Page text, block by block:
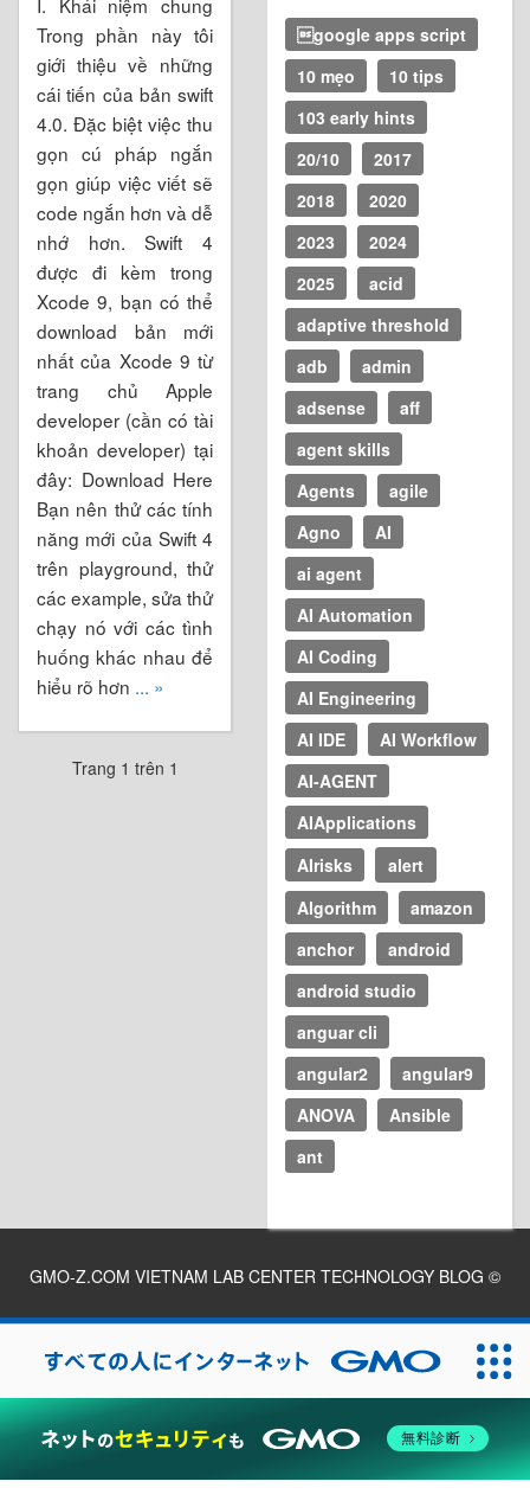
Trong phần này tôi
giới thiệu về những
cái tiến của bản swift
4.0. Đặc biệt việc thu
gọn cú pháp ngắn
gọn giúp việc viết sẽ
code ngắn hơn và dễ
nhớ hơn. Swift 4
được đi kèm trong
Xcode 9, bạn có thể
download bản mới
nhất của Xcode 9 từ
trang chủ Apple
developer (cần có tài
khoản developer) tại
đây: Download Here
Bạn nên thử các tính
năng mới của Swift 4
trên playground, thử
các example, sửa thử
chạy nó với các tình
huống khác nhau để
hiểu rõ hơn ... »
Trang 1 trên 1
google apps script
10 mẹo
10 tips
103 early hints
20/10
2017
2018
2020
2023
2024
2025
acid
adaptive threshold
adb
admin
adsense
aff
agent skills
Agents
agile
Agno
AI
ai agent
AI Automation
AI Coding
AI Engineering
AI IDE
AI Workflow
AI-AGENT
AIApplications
AIrisks
alert
Algorithm
amazon
anchor
android
android studio
anguar cli
angular2
angular9
ANOVA
Ansible
ant
GMO-Z.COM VIETNAM LAB CENTER TECHNOLOGY BLOG ©
2026
無料診断